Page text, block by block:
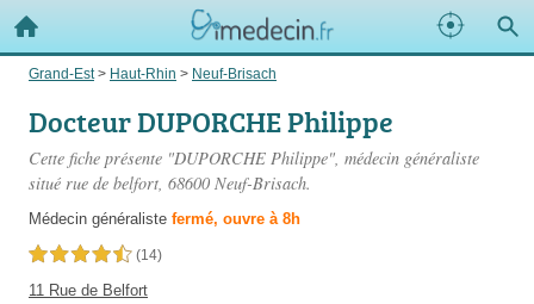
Grand-Est> Haut-Rhin > Neuf-Brisach
Docteur DUPORCHE Philippe
Cette fiche présente "DUPORCHE Philippe", médecin généraliste
situé rue de belfort, 68600 Neuf-Brisach.
Médecin généraliste fermé, ouvre à 8h
4,5 étoiles sur 5 (14)
11 Rue de Belfort